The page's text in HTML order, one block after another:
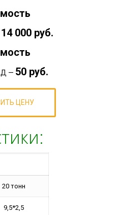
000 руб.
— 50 руб.
ЦЕНУ
20 тонн
9,5*2,5